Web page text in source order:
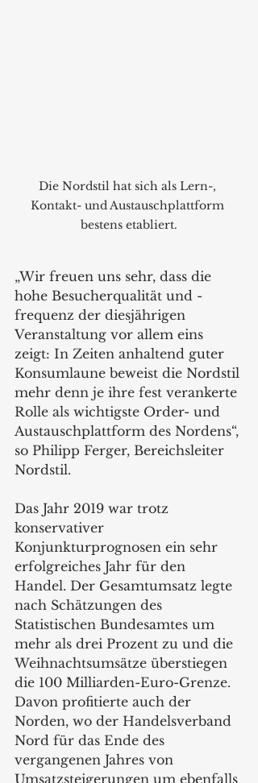
Die Nordstil hat sich als Lern-,
Kontakt- und Austauschplattform
bestens etabliert.
„Wir freuen uns sehr, dass die
hohe Besucherqualität und -
frequenz der diesjährigen
Veranstaltung vor allem eins
zeigt: In Zeiten anhaltend guter
Konsumlaune beweist die Nordstil
mehr denn je ihre fest verankerte
Rolle als wichtigste Order- und
Austauschplattform des Nordens“,
so Philipp Ferger, Bereichsleiter
Nordstil.
Das Jahr 2019 war trotz
konservativer
Konjunkturprognosen ein sehr
erfolgreiches Jahr für den
Handel. Der Gesamtumsatz legte
nach Schätzungen des
Statistischen Bundesamtes um
mehr als drei Prozent zu und die
Weihnachtsumsätze überstiegen
die 100 Milliarden-Euro-Grenze.
Davon profitierte auch der
Norden, wo der Handelsverband
Nord für das Ende des
vergangenen Jahres von
Umsatzsteigerungen um ebenfalls